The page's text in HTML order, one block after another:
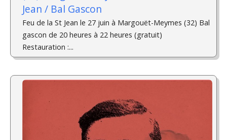
Jean / Bal Gascon
Feu de la St Jean le 27 juin à Margouët-Meymes (32) Bal
gascon de 20 heures à 22 heures (gratuit)
Restauration :...